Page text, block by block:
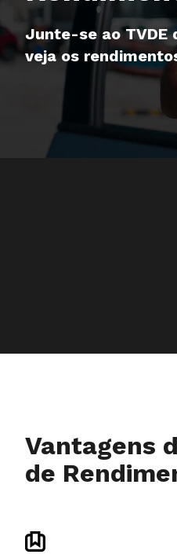
Junte-se ao TVDE
veja os
Vantagens
de